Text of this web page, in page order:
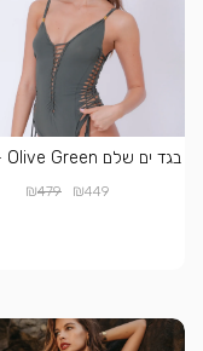
בגד ים שלם SIDE - Olive Green
₪449
₪479